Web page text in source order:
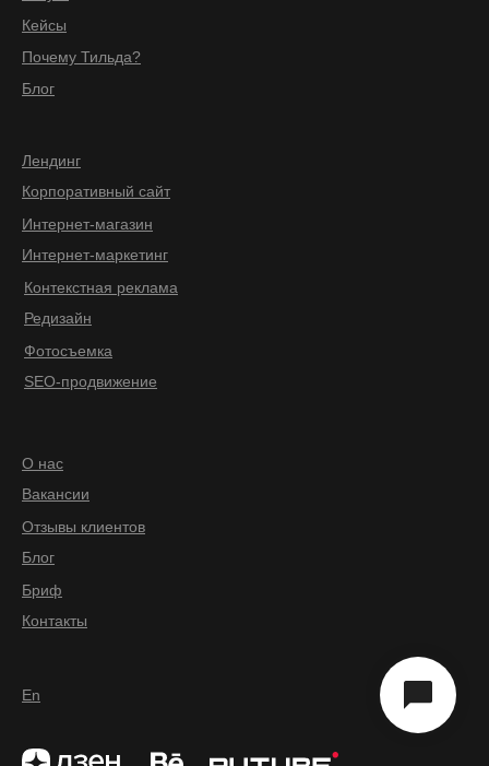
Кейсы
Почему Тильда?
Блог
Лендинг
Корпоративный сайт
Интернет-магазин
Контекстная реклама
Редизайн
Фотосъемка
SEO-продвижение
О нас
Вакансии
Бриф
Отзывы клиентов
Блог
Контакты
Интернет-маркетинг
En